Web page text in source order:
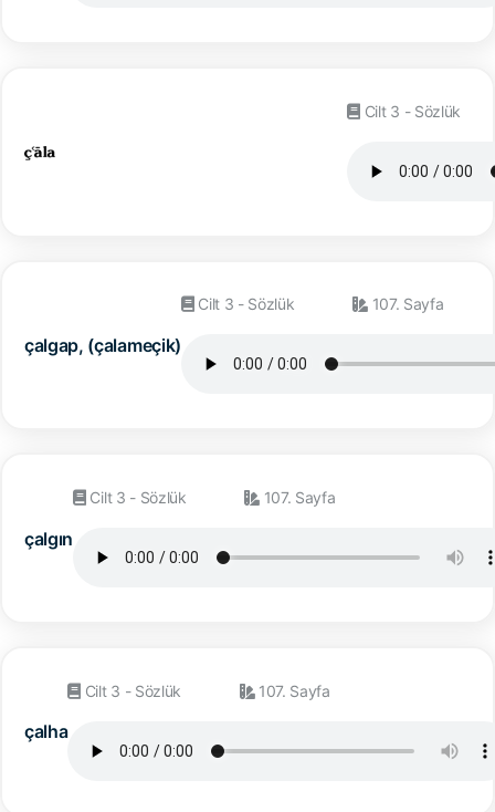
Cilt 3 - Sözlük
çalgap, (çalameçik)
Cilt 3 - Sözlük 107. Sayfa
çalgın
Cilt 3 - Sözlük 107. Sayfa
çalha
Cilt 3 - Sözlük 107. Sayfa